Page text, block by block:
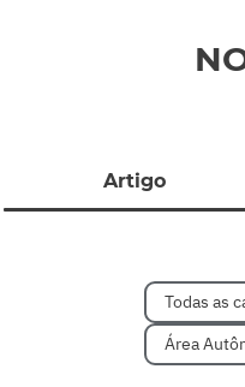
Artigo
Todas as
Área